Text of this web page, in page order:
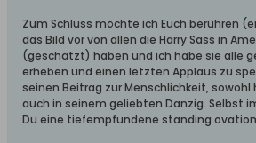
Zum Schluss möchte ich Euch berühren
das Bild vor von allen die Harry Sass in
(geschätzt) haben und ich habe sie alle
erheben und einen letzten Applaus zu
seinen Beitrag zur Menschlichkeit, sowohl
auch in seinem geliebten Danzig. Selbst
Du eine tiefempfundene standing